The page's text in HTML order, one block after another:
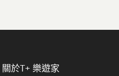
關於t+ 樂遊家